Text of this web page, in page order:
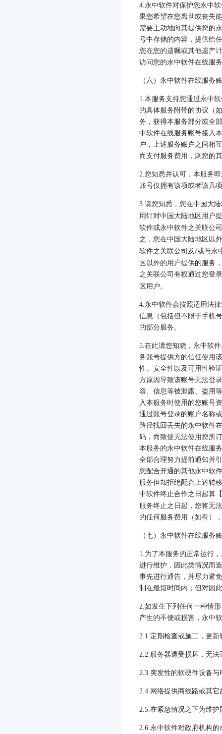
4.永中软件对保护您永中
果您希望在您离世或丧失
需要主动地向其提供您的
号中存储的内容，提供给
您在您的遗嘱或其他遗产
访问您的永中软件在线服
（六）永中软件在线服务
1.本服务支持您通过永中
的具体服务附带的协议（
务，获得本服务部分或全
中软件在线服务账号接入
户，上述服务账户之间相
而支付服务费用，则您的
2.您知悉并认可，本服务
账号仅拥有该项或者该几
3.请您知悉，您在中国大
用针对中国大陆地区用户
软件或永中软件之关联公
之，您在中国大陆地区以
软件之关联公司及/或与永
区以外的用户提供的服务
之关联公司有权通过您登
区用户。
4.永中软件会按照适用法
信息（包括但不限于手机
的部分服务。
5.在此请您知晓，永中软
务账号提供方的信任使用
性、安全性以及可用性验
方原因导致该账号无法登
容、信息等被泄露、盗用
入本服务时使用的您账号
通过账号登录的账户名称
路径找回丢失的永中软件
码，而致使无法使用您所
本服务的永中软件在线服
全部合理努力提前通知并
您配合开通的其他永中软
服务但却拒绝配合上述转
中软件终止合作之日起算【
服务终止之日起，您将无
的任何服务费用（如有）
（七）永中软件在线服务
1.为了本服务的正常运行
进行维护，因此类情况而
事先进行通告，并尽力避
制在最短时间内；但对因
2.如发生下列任何一种情
产生的不便或损害，永中
2.1.定期检查或施工，更
2.2.服务器遭受损坏，无法
2.3.突发性的软硬件设备
2.4. 网络提供商线路或其它
2.5.在紧急情况之下为维
2.6.永中软件对政府机构